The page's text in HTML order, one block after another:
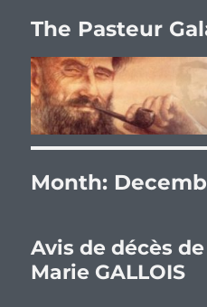
The Pasteur
Month:
Avis de décès
Marie GALLOIS